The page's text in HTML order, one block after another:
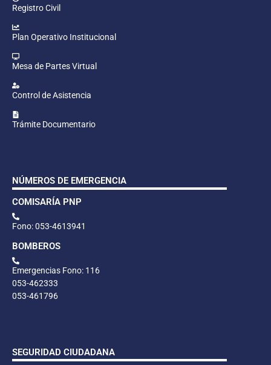
Registro Civil
Plan Operativo Institucional
Mesa de Partes Virtual
Control de Asistencia
Trámite Documentario
NÚMEROS DE EMERGENCIA
COMISARÍA PNP
Fono: 053-4613941
BOMBEROS
Emergencias Fono: 116
053-462333
053-461796
SEGURIDAD CIUDADANA